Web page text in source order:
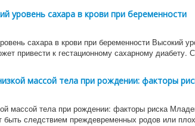
уровень сахара в крови при беременности
сахара в крови при беременности Высокий
привести к гестационному сахарному диабету.
массой тела при рождении: факторы
массой тела при рождении: факторы риска
быть следствием преждевременных родов или